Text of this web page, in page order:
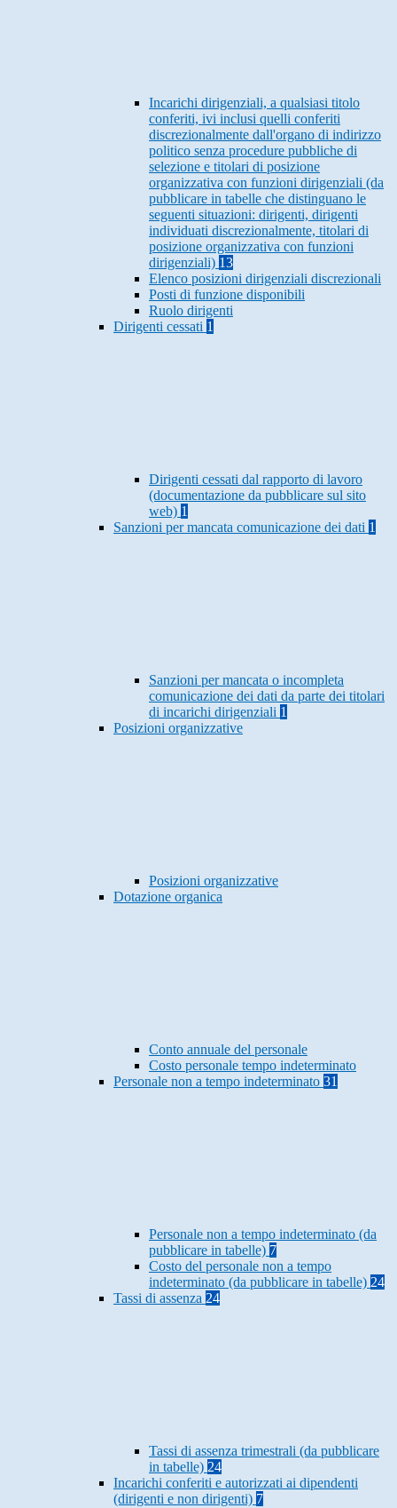
Incarichi dirigenziali, a qualsiasi titolo
conferiti, ivi inclusi quelli conferiti
discrezionalmente dall'organo di indirizzo
politico senza procedure pubbliche di
selezione e titolari di posizione
organizzativa con funzioni dirigenziali (da
pubblicare in tabelle che distinguano le
seguenti situazioni: dirigenti, dirigenti
individuati discrezionalmente, titolari di
posizione organizzativa con funzioni
dirigenziali) 13
Elenco posizioni dirigenziali discrezionali
Posti di funzione disponibili
Ruolo dirigenti
Dirigenti cessati 1
Dirigenti cessati dal rapporto di lavoro
(documentazione da pubblicare sul sito
web) 1
Sanzioni per mancata comunicazione dei dati 1
Sanzioni per mancata o incompleta
comunicazione dei dati da parte dei titolari
di incarichi dirigenziali 1
Posizioni organizzative
Posizioni organizzative
Dotazione organica
Conto annuale del personale
Costo personale tempo indeterminato
Personale non a tempo indeterminato 31
Personale non a tempo indeterminato (da
pubblicare in tabelle) 7
Costo del personale non a tempo
indeterminato (da pubblicare in tabelle) 24
Tassi di assenza 24
Tassi di assenza trimestrali (da pubblicare
in tabelle) 24
Incarichi conferiti e autorizzati ai dipendenti
(dirigenti e non dirigenti) 7